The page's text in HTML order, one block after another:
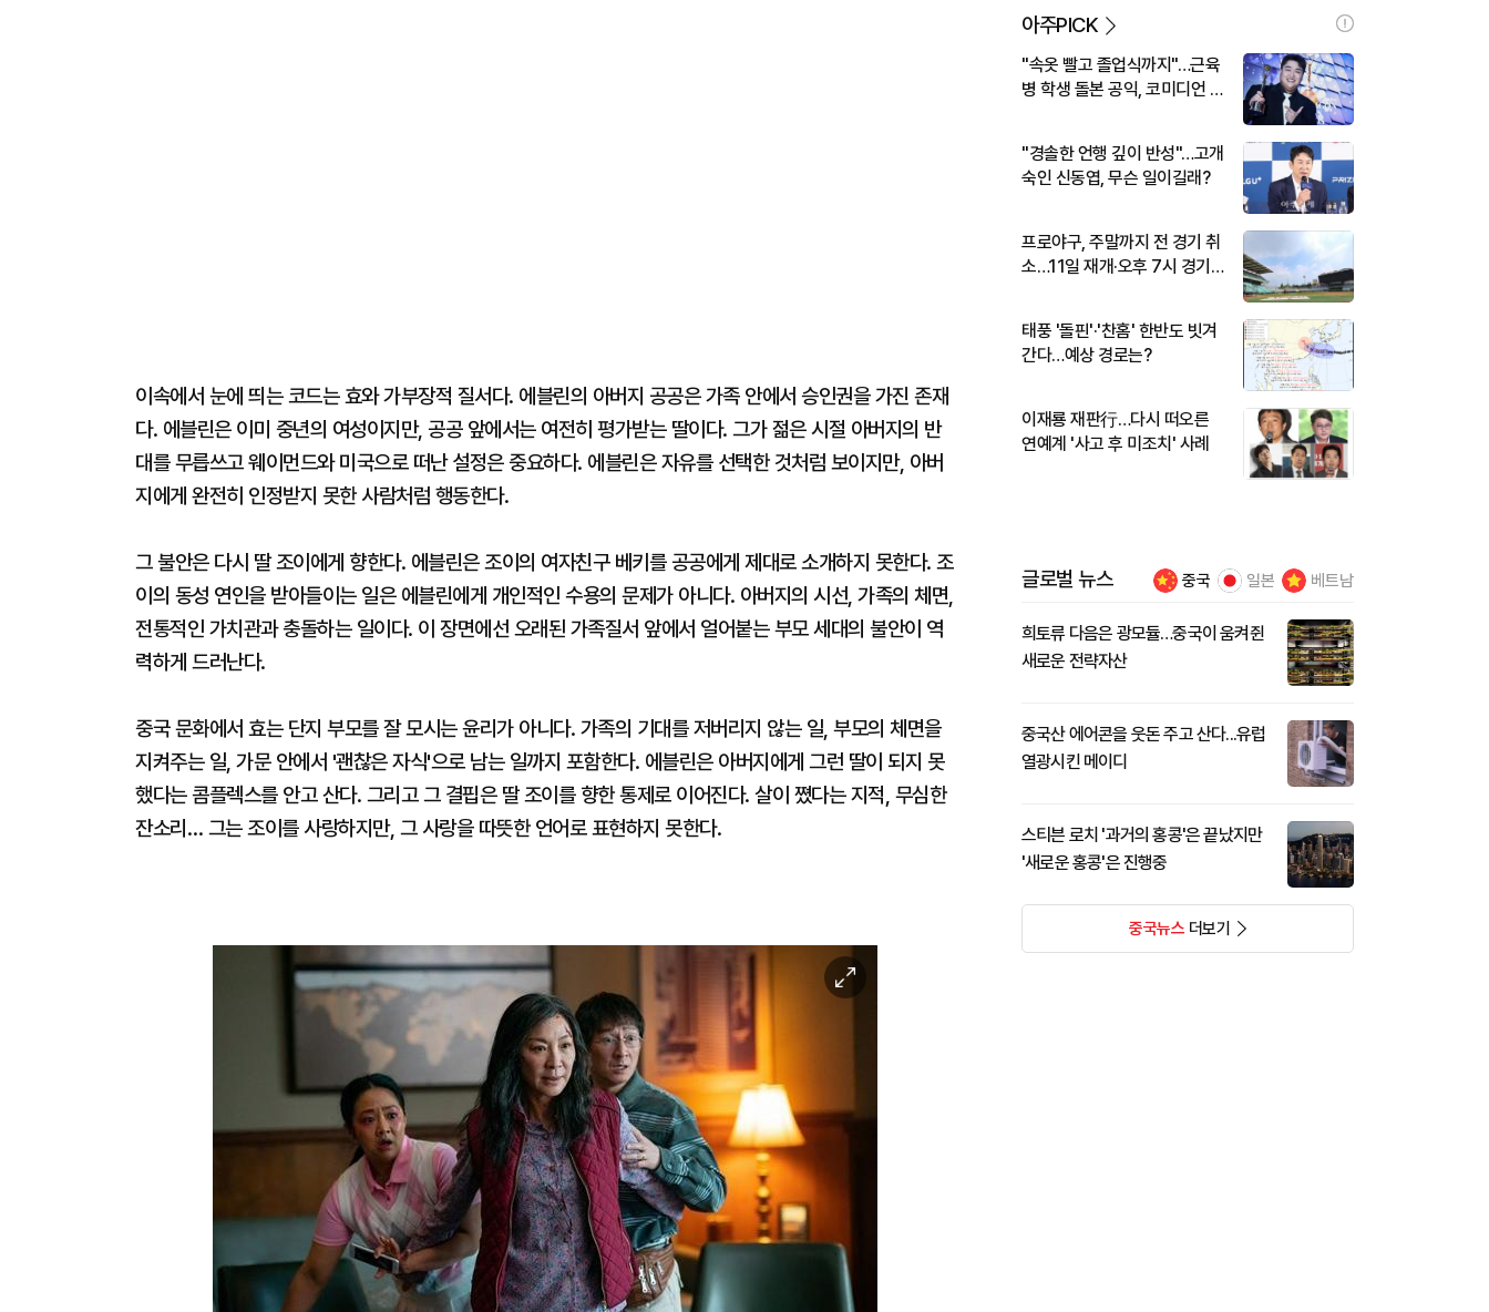
이속에서 눈에 띄는 코드는 효와 가부장적 질서다. 에블린의 아버지 공공은 가족 안에서 승인권을 가진 존재
다. 에블린은 이미 중년의 여성이지만, 공공 앞에서는 여전히 평가받는 딸이다. 그가 젊은 시절 아버지의 반
대를 무릅쓰고 웨이먼드와 미국으로 떠난 설정은 중요하다. 에블린은 자유를 선택한 것처럼 보이지만, 아버
지에게 완전히 인정받지 못한 사람처럼 행동한다.
그 불안은 다시 딸 조이에게 향한다. 에블린은 조이의 여자친구 베키를 공공에게 제대로 소개하지 못한다. 조
이의 동성 연인을 받아들이는 일은 에블린에게 개인적인 수용의 문제가 아니다. 아버지의 시선, 가족의 체면,
전통적인 가치관과 충돌하는 일이다. 이 장면에선 오래된 가족질서 앞에서 얼어붙는 부모 세대의 불안이 역
력하게 드러난다.
중국 문화에서 효는 단지 부모를 잘 모시는 윤리가 아니다. 가족의 기대를 저버리지 않는 일, 부모의 체면을
지켜주는 일, 가문 안에서 '괜찮은 자식'으로 남는 일까지 포함한다. 에블린은 아버지에게 그런 딸이 되지 못
했다는 콤플렉스를 안고 산다. 그리고 그 결핍은 딸 조이를 향한 통제로 이어진다. 살이 쪘다는 지적, 무심한
잔소리… 그는 조이를 사랑하지만, 그 사랑을 따뜻한 언어로 표현하지 못한다.
이
미
대
아주PICK
"속옷 빨고 졸업식까지"…근육
병 학생 돌본 공익, 코미디언 김
"경솔한 언행 깊이 반성"…고개
숙인 신동엽, 무슨 일이길래?
프로야구, 주말까지 전 경기 취
소…11일 재개·오후 7시 경기
태풍 '돌핀'·'찬홈' 한반도 빗겨
간다…예상 경로는?
이재룡 재판行…다시 떠오른
연예계 '사고 후 미조치' 사례
글로벌 뉴스 중국 일본 베트남
희토류 다음은 광모듈…중국이 움켜쥔
새로운 전략자산
중국산 에어콘을 웃돈 주고 산다...유럽
열광시킨 메이디
스티븐 로치 '과거의 홍콩'은 끝났지만
'새로운 홍콩'은 진행중
중국뉴스더보기